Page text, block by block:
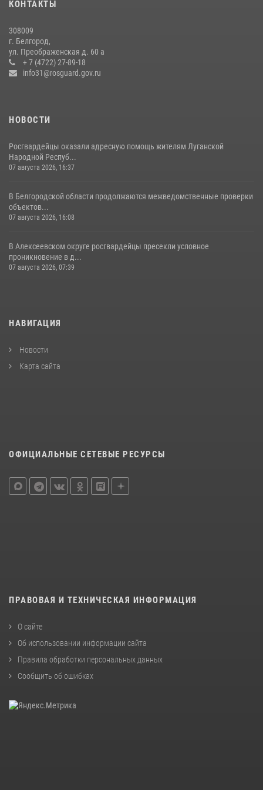
В Белгороде росгвардейцы приняли участие в круглом столе с
представителем Российского общества «Знание»
17 июля 2026, 07:10
КОНТАКТЫ
308009
г. Белгород,
ул. Преображенская д. 60 а
+ 7 (4722) 27-89-18
info31@rosguard.gov.ru
НОВОСТИ
Росгвардейцы оказали адресную помощь жителям Луганской
Народной Респуб...
07 августа 2026, 16:37
В Белгородской области продолжаются межведомственные проверки
объектов...
07 августа 2026, 16:08
В Алексеевском округе росгвардейцы пресекли условное
проникновение в д...
07 августа 2026, 07:39
НАВИГАЦИЯ
Новости
Карта сайта
ОФИЦИАЛЬНЫЕ СЕТЕВЫЕ РЕСУРСЫ
ПРАВОВАЯ И ТЕХНИЧЕСКАЯ ИНФОРМАЦИЯ
О сайте
Об использовании информации сайта
Правила обработки персональных данных
Сообщить об ошибках